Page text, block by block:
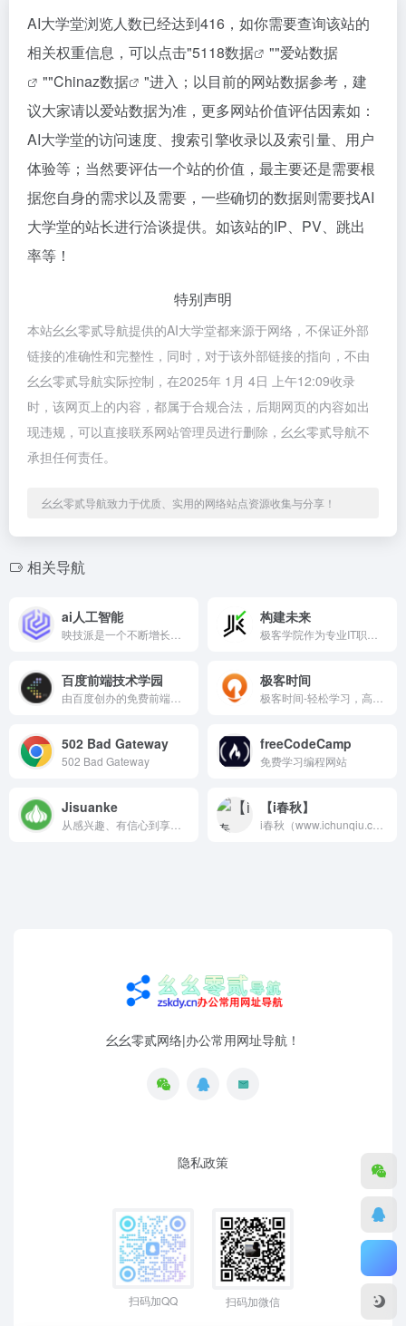
AI大学堂浏览人数已经达到416，如你需要查询该站的
相关权重信息，可以点击"5118数据 ""爱站数据
""Chinaz数据
"进入；以目前的网站数据参考，建
议大家请以爱站数据为准，更多网站价值评估因素如：
AI大学堂的访问速度、搜索引擎收录以及索引量、用户
体验等；当然要评估一个站的价值，最主要还是需要根
据您自身的需求以及需要，一些确切的数据则需要找AI
大学堂的站长进行洽谈提供。如该站的IP、PV、跳出
率等！
特别声明
本站幺幺零贰导航提供的AI大学堂都来源于网络，不保证外部
链接的准确性和完整性，同时，对于该外部链接的指向，不由
幺幺零贰导航实际控制，在2025年 1月 4日 上午12:09收录
时，该网页上的内容，都属于合规合法，后期网页的内容如出
现违规，可以直接联系网站管理员进行删除，幺幺零贰导航不
承担任何责任。
幺幺零贰导航致力于优质、实用的网络站点资源收集与分享！
相关导航
ai人工智能 构建未来
百度前端技术学园 极客时间
502 Bad Gateway
502 Bad Gateway
freeCodeCamp
免费学习编程网站
Jisuanke 【i春秋】
幺幺零贰网络|办公常用网址导航！
隐私政策
扫码加QQ 扫码加微信